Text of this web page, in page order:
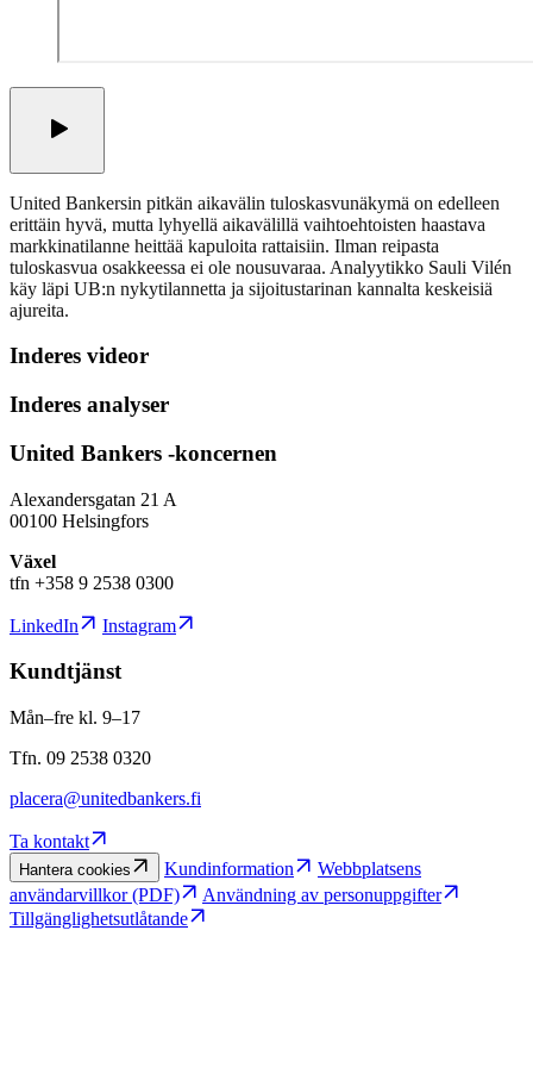
United Bankersin pitkän aikavälin tuloskasvunäkymä on edelleen
erittäin hyvä, mutta lyhyellä aikavälillä vaihtoehtoisten haastava
markkinatilanne heittää kapuloita rattaisiin. Ilman reipasta
tuloskasvua osakkeessa ei ole nousuvaraa. Analyytikko Sauli Vilén
käy läpi UB:n nykytilannetta ja sijoitustarinan kannalta keskeisiä
ajureita.
Inderes videor
Inderes analyser
United Bankers -koncernen
Alexandersgatan 21 A
00100 Helsingfors
Växel
tfn +358 9 2538 0300
LinkedIn Instagram
Kundtjänst
Mån–fre kl. 9–17
Tfn. 09 2538 0320
placera@unitedbankers.fi
Ta kontakt
Hantera cookies Kundinformation
Webbplatsens
användarvillkor (PDF)
Användning av personuppgifter
Tillgänglighetsutlåtande